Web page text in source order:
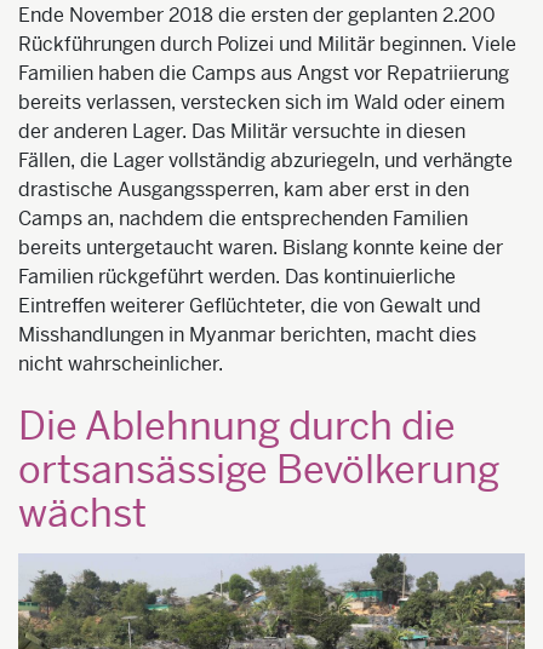
Ende November 2018 die ersten der geplanten 2.200
Rückführungen durch Polizei und Militär beginnen. Viele
Familien haben die Camps aus Angst vor Repatriierung
bereits verlassen, verstecken sich im Wald oder einem
der anderen Lager. Das Militär versuchte in diesen
Fällen, die Lager vollständig abzuriegeln, und verhängte
drastische Ausgangssperren, kam aber erst in den
Camps an, nachdem die entsprechenden Familien
bereits untergetaucht waren. Bislang konnte keine der
Familien rückgeführt werden. Das kontinuierliche
Eintreffen weiterer Geflüchteter, die von Gewalt und
Misshandlungen in Myanmar berichten, macht dies
nicht wahrscheinlicher.
Die Ablehnung durch die
ortsansässige Bevölkerung
wächst